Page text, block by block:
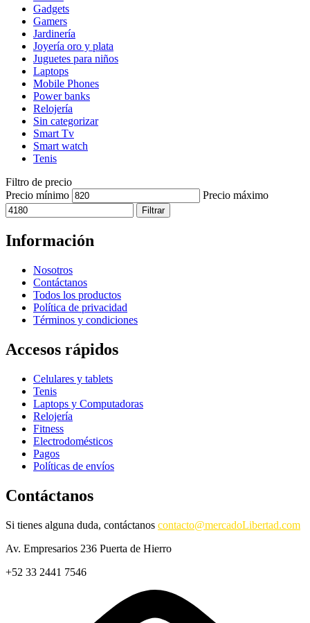
Gadgets
Gamers
Jardinería
Joyería oro y plata
Juguetes para niños
Laptops
Mobile Phones
Power banks
Relojería
Sin categorizar
Smart Tv
Smart watch
Tenis
Filtro de precio
Precio mínimo
Precio máximo
Filtrar
Información
Nosotros
Contáctanos
Todos los productos
Política de privacidad
Términos y condiciones
Accesos rápidos
Celulares y tablets
Tenis
Laptops y Computadoras
Relojería
Fitness
Electrodomésticos
Pagos
Políticas de envíos
Contáctanos
Si tienes alguna duda, contáctanos contacto@mercadoLibertad.com
Av. Empresarios 236 Puerta de Hierro
+52 33 2441 7546